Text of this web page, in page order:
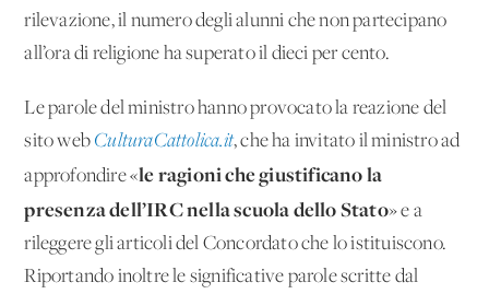
rilevazione, il numero degli alunni che non partecipano
all’ora di religione ha superato il dieci per cento.
Le parole del ministro hanno provocato la reazione del
sito web CulturaCattolica.it, che ha invitato il ministro ad
approfondire «le ragioni che giustificano la
presenza dell’IRC nella scuola dello Stato» e a
rileggere gli articoli del Concordato che lo istituiscono.
Riportando inoltre le significative parole scritte dal